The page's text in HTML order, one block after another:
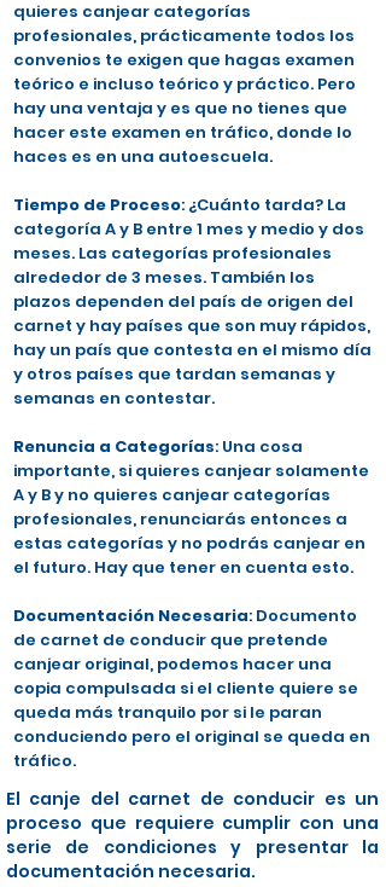
quieres canjear categorías
profesionales, prácticamente todos los
convenios te exigen que hagas examen
teórico e incluso teórico y práctico. Pero
hay una ventaja y es que no tienes que
hacer este examen en tráfico, donde lo
haces es en una autoescuela.
Tiempo de Proceso: ¿Cuánto tarda? La
categoría A y B entre 1 mes y medio y dos
meses. Las categorías profesionales
alrededor de 3 meses. También los
plazos dependen del país de origen del
carnet y hay países que son muy rápidos,
hay un país que contesta en el mismo día
y otros países que tardan semanas y
semanas en contestar.
Renuncia a Categorías: Una cosa
importante, si quieres canjear solamente
A y B y no quieres canjear categorías
profesionales, renunciarás entonces a
estas categorías y no podrás canjear en
el futuro. Hay que tener en cuenta esto.
Documentación Necesaria: Documento
de carnet de conducir que pretende
canjear original, podemos hacer una
copia compulsada si el cliente quiere se
queda más tranquilo por si le paran
conduciendo pero el original se queda en
tráfico.
El canje del carnet de conducir es un
proceso que requiere cumplir con una
serie de condiciones y presentar la
documentación necesaria.